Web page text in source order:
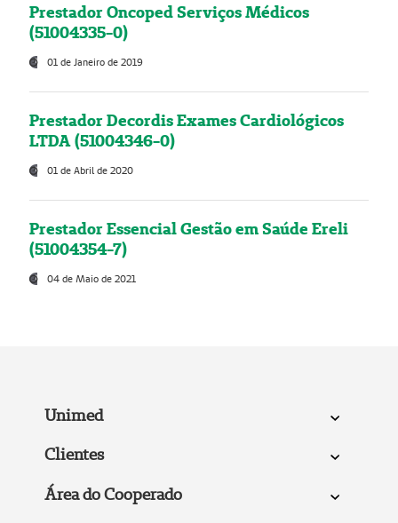
Prestador Oncoped Serviços Médicos
(51004335-0)
01 de Janeiro de 2019
Prestador Decordis Exames Cardiológicos
LTDA (51004346-0)
01 de Abril de 2020
Prestador Essencial Gestão em Saúde Ereli
(51004354-7)
04 de Maio de 2021
Unimed
Clientes
Área do Cooperado